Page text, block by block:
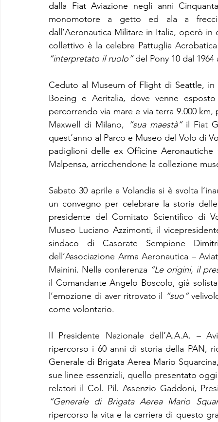
dalla Fiat Aviazione negli anni
monomotore a getto ed ala a
dall’Aeronautica Militare in Italia, operò
“interpretato il ruolo” del Pony 10 dal 1964
Ceduto al Museum of Flight di Seattle,
Boeing e Aeritalia, dove venne
percorrendo via mare e via terra 9.000
Maxwell di Milano,
“sua maestà” il Fiat
quest’anno al Parco e Museo del Volo di
padiglioni delle ex Officine
Malpensa, arricchendone la collezione
Sabato 30 aprile a Volandia si è svolta
un convegno per celebrare la storia
presidente del Comitato Scientifico di
Museo Luciano Azzimonti, il
sindaco di Casorate Sempione
dell’Associazione Arma Aeronautica –
Mainini. Nella conferenza “Le origini, il
il Comandante Angelo Boscolo, già
l’emozione di aver ritrovato il
“suo”
come volontario.
Il Presidente Nazionale dell’A.A.A. –
ripercorso i 60 anni di storia della PAN,
Generale di Brigata Aerea Mario
sue linee essenziali, quello presentato
“Generale di Brigata Aerea Mario
ripercorso la vita e la carriera di questo